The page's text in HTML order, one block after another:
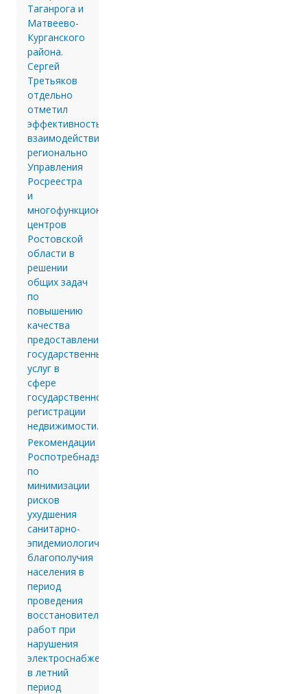
Таганрога и
Матвеево-
Курганского
района.
Сергей
Третьяков
отдельно
отметил
эффективность
взаимодействия
регионально
Управления
Росреестра
и
многофункциональных
центров
Ростовской
области в
решении
общих задач
по
повышению
качества
предоставления
государственных
услуг в
сфере
государственной
регистрации
недвижимости.
Рекомендации
Роспотребнадзора
по
минимизации
рисков
ухудшения
санитарно-
эпидемиологического
благополучия
населения в
период
проведения
восстановительных
работ при
нарушения
электроснабжения
в летний
период